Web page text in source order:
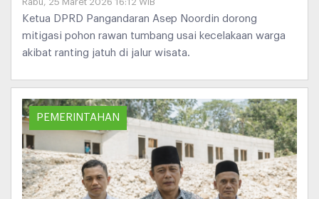
Ketua DPRD Pangandaran Asep Noordin dorong
mitigasi pohon rawan tumbang usai kecelakaan warga
akibat ranting jatuh di jalur wisata.
PEMERINTAHAN